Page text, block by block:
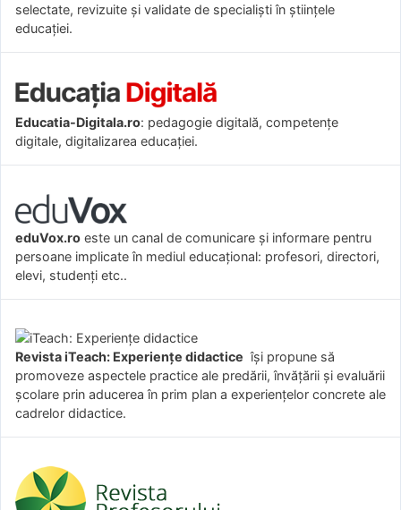
selectate, revizuite și validate de specialiști în științele
educației.
Educatia-Digitala.ro: pedagogie digitală, competențe
digitale, digitalizarea educației.
eduVox.ro este un canal de comunicare și informare pentru
persoane implicate în mediul educațional: profesori, directori,
elevi, studenți etc..
Revista iTeach: Experienţe didactice îşi propune să
promoveze aspectele practice ale predării, învăţării şi evaluării
şcolare prin aducerea în prim plan a experienţelor concrete ale
cadrelor didactice.